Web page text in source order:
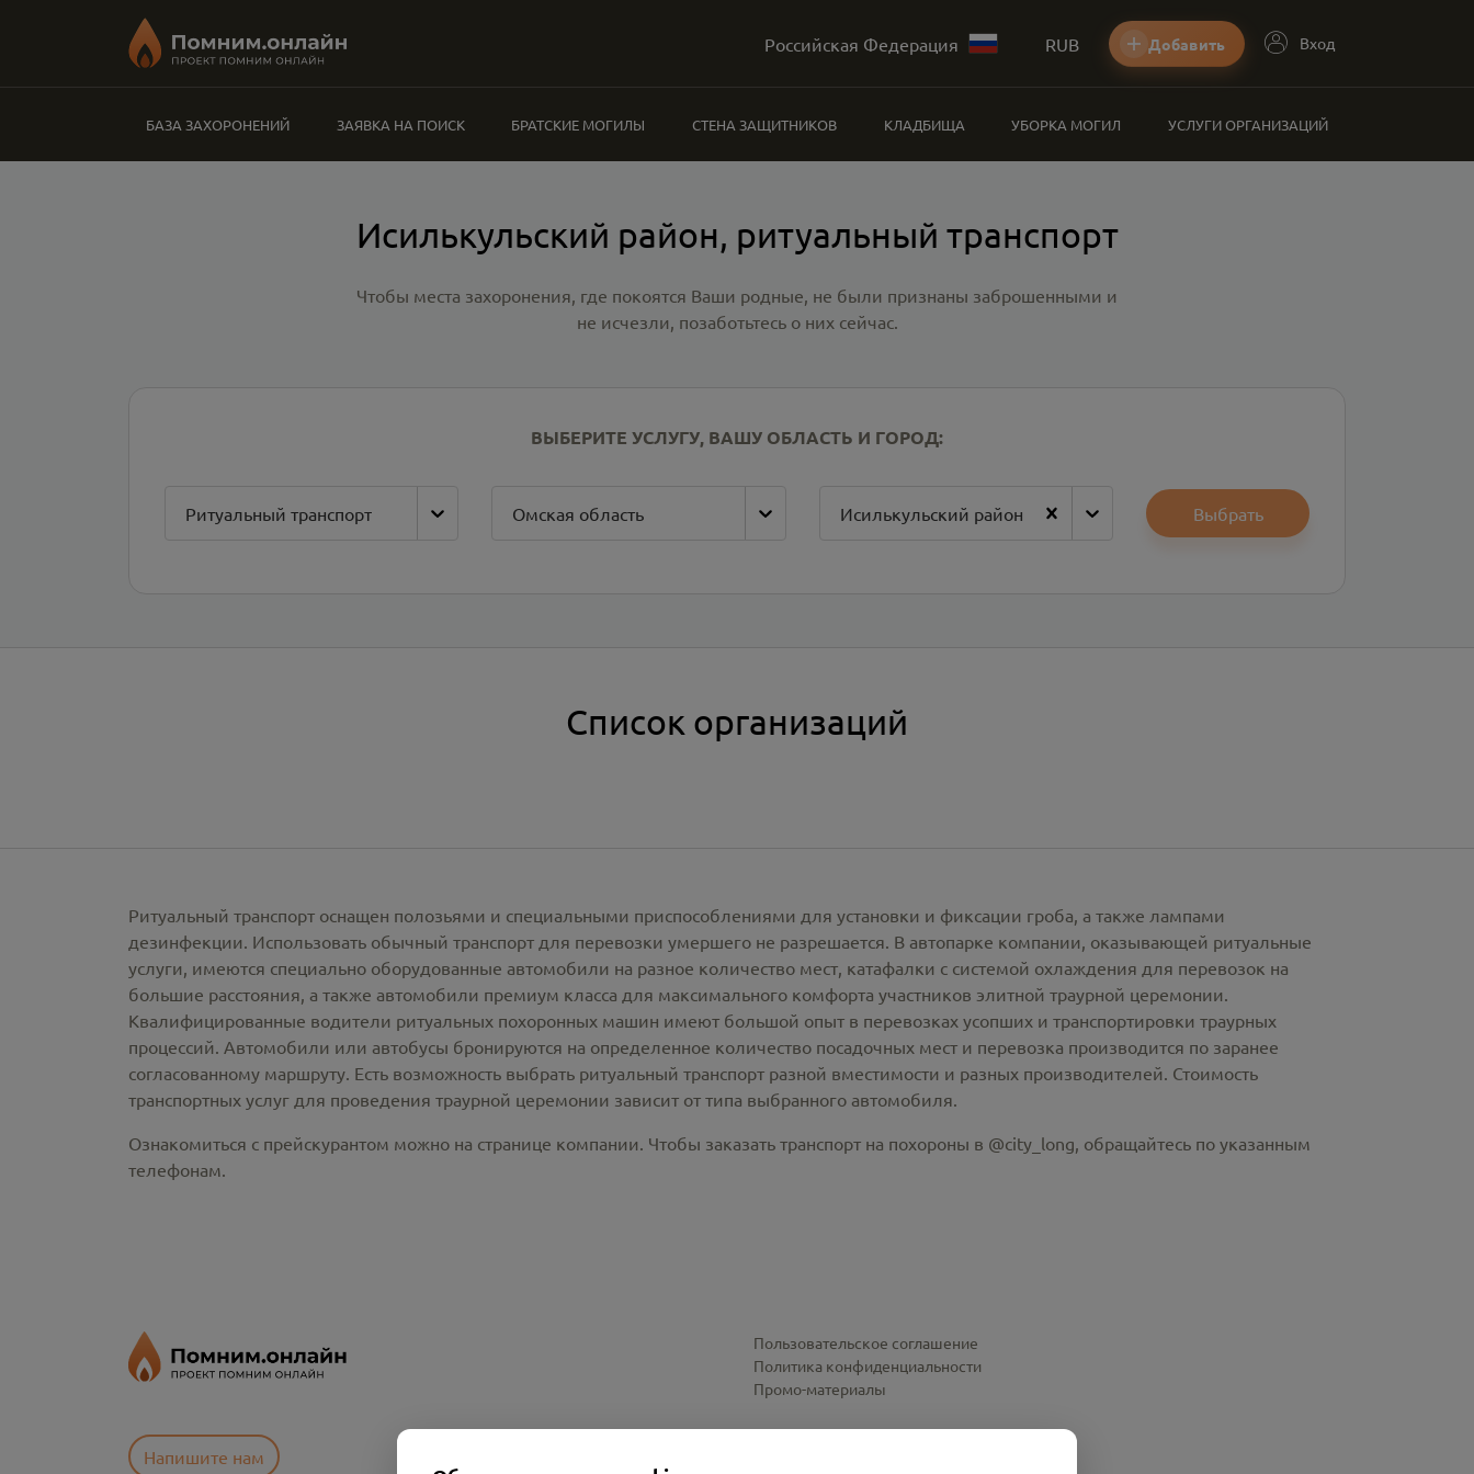
Российская Федерация RUB Добавить Вход
БАЗА ЗАХОРОНЕНИЙ ЗАЯВКА НА ПОИСК БРАТСКИЕ МОГИЛЫ СТЕНА ЗАЩИТНИКОВ КЛАДБИЩА УБОРКА МОГИЛ УСЛУГИ ОРГАНИЗАЦИЙ
Исилькульский район, ритуальный транспорт
Чтобы места захоронения, где покоятся Ваши родные, не были признаны заброшенными и
не исчезли, позаботьтесь о них сейчас.
ВЫБЕРИТЕ УСЛУГУ, ВАШУ ОБЛАСТЬ И ГОРОД:
Ритуальный транспорт Омская область Исилькульский район Выбрать
Список организаций
Ритуальный транспорт оснащен полозьями и специальными приспособлениями для установки и фиксации гроба, а также лампами
дезинфекции. Использовать обычный транспорт для перевозки умершего не разрешается. В автопарке компании, оказывающей ритуальные
услуги, имеются специально оборудованные автомобили на разное количество мест, катафалки с системой охлаждения для перевозок на
большие расстояния, а также автомобили премиум класса для максимального комфорта участников элитной траурной церемонии.
Квалифицированные водители ритуальных похоронных машин имеют большой опыт в перевозках усопших и транспортировки траурных
процессий. Автомобили или автобусы бронируются на определенное количество посадочных мест и перевозка производится по заранее
согласованному маршруту. Есть возможность выбрать ритуальный транспорт разной вместимости и разных производителей. Стоимость
транспортных услуг для проведения траурной церемонии зависит от типа выбранного автомобиля.
Ознакомиться с прейскурантом можно на странице компании. Чтобы заказать транспорт на похороны в @city_long, обращайтесь по указанным
телефонам.
Напишите нам
Пользовательское соглашение
Политика конфиденциальности
Промо-материалы